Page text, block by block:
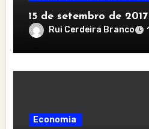
15 de setembro de 2017
Rui Cerdeira Branco
Economia